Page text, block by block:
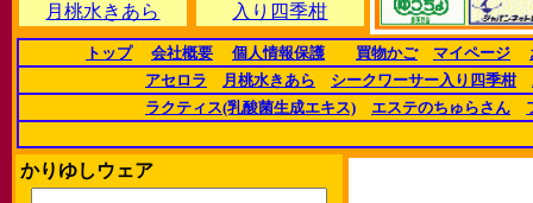
月桃水きあら
入り四季柑
トップ 会社概要 個人情報保護 買物かご マイページ
アセロラ
月桃水きあら シークワーサー入り四季柑
ラクティス(乳酸菌生成エキス)
エステのちゅらさん
かりゆしウェア